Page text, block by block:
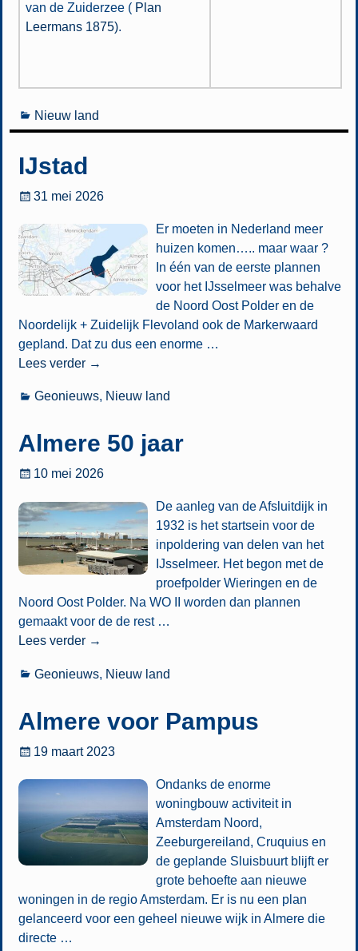
van de Zuiderzee ( Plan
Leermans 1875).
Nieuw land
IJstad
31 mei 2026
Er moeten in Nederland meer
huizen komen….. maar waar ?
In één van de eerste plannen
voor het IJsselmeer was behalve
de Noord Oost Polder en de
Noordelijk + Zuidelijk Flevoland ook de Markerwaard
gepland. Dat zu dus een enorme …
Lees verder →
Geonieuws, Nieuw land
Almere 50 jaar
10 mei 2026
De aanleg van de Afsluitdijk in
1932 is het startsein voor de
inpoldering van delen van het
IJsselmeer. Het begon met de
proefpolder Wieringen en de
Noord Oost Polder. Na WO II worden dan plannen
gemaakt voor de de rest …
Lees verder →
Geonieuws, Nieuw land
Almere voor Pampus
19 maart 2023
Ondanks de enorme
woningbouw activiteit in
Amsterdam Noord,
Zeeburgereiland, Cruquius en
de geplande Sluisbuurt blijft er
grote behoefte aan nieuwe
woningen in de regio Amsterdam. Er is nu een plan
gelanceerd voor een geheel nieuwe wijk in Almere die
directe …